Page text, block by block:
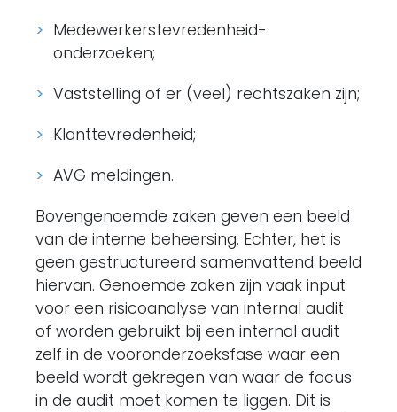
Medewerkerstevredenheid-
onderzoeken;
Vaststelling of er (veel) rechtszaken zijn;
Klanttevredenheid;
AVG meldingen.
Bovengenoemde zaken geven een beeld
van de interne beheersing. Echter, het is
geen gestructureerd samenvattend beeld
hiervan. Genoemde zaken zijn vaak input
voor een risicoanalyse van internal audit
of worden gebruikt bij een internal audit
zelf in de vooronderzoeksfase waar een
beeld wordt gekregen van waar de focus
in de audit moet komen te liggen. Dit is